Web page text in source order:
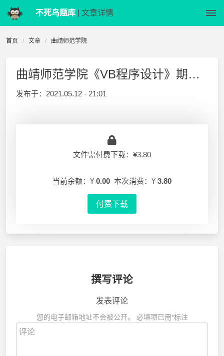
不死鸟题库 | 文章详情
首页 文章 曲靖师范学院
曲靖师范学院《VB程序设计》期末试题
发布于： 2021.05.12 - 21:01
文件需付费下载：¥3.80
当前余额：¥ 0.00 本次消费：¥ 3.80
付费下载
撰写评论
发表评论
您的电子邮箱地址不会被公开。 必填项已用*标注